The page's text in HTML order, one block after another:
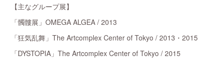
【主なグループ展】
「髑髏展」OMEGA ALGEA / 2013
「狂気乱舞」The Artcomplex Center of Tokyo / 2013・2015
「DYSTOPIA」The Artcomplex Center of Tokyo / 2015